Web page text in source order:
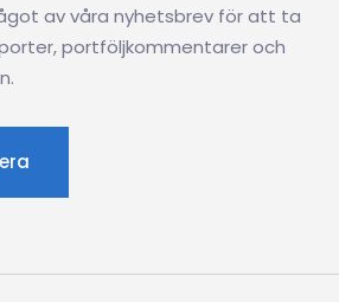
av våra nyhetsbrev för att ta
portföljkommentarer och